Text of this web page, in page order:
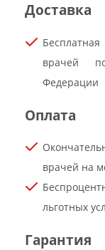
Доставка
врачей
Федерации
Оплата
врачей на
льготных
Гарантия